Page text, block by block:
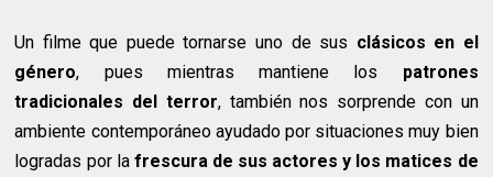
Un filme que puede tornarse uno de sus clásicos en el
género, pues mientras mantiene los patrones
tradicionales del terror, también nos sorprende con un
ambiente contemporáneo ayudado por situaciones muy bien
logradas por la frescura de sus actores y los matices de